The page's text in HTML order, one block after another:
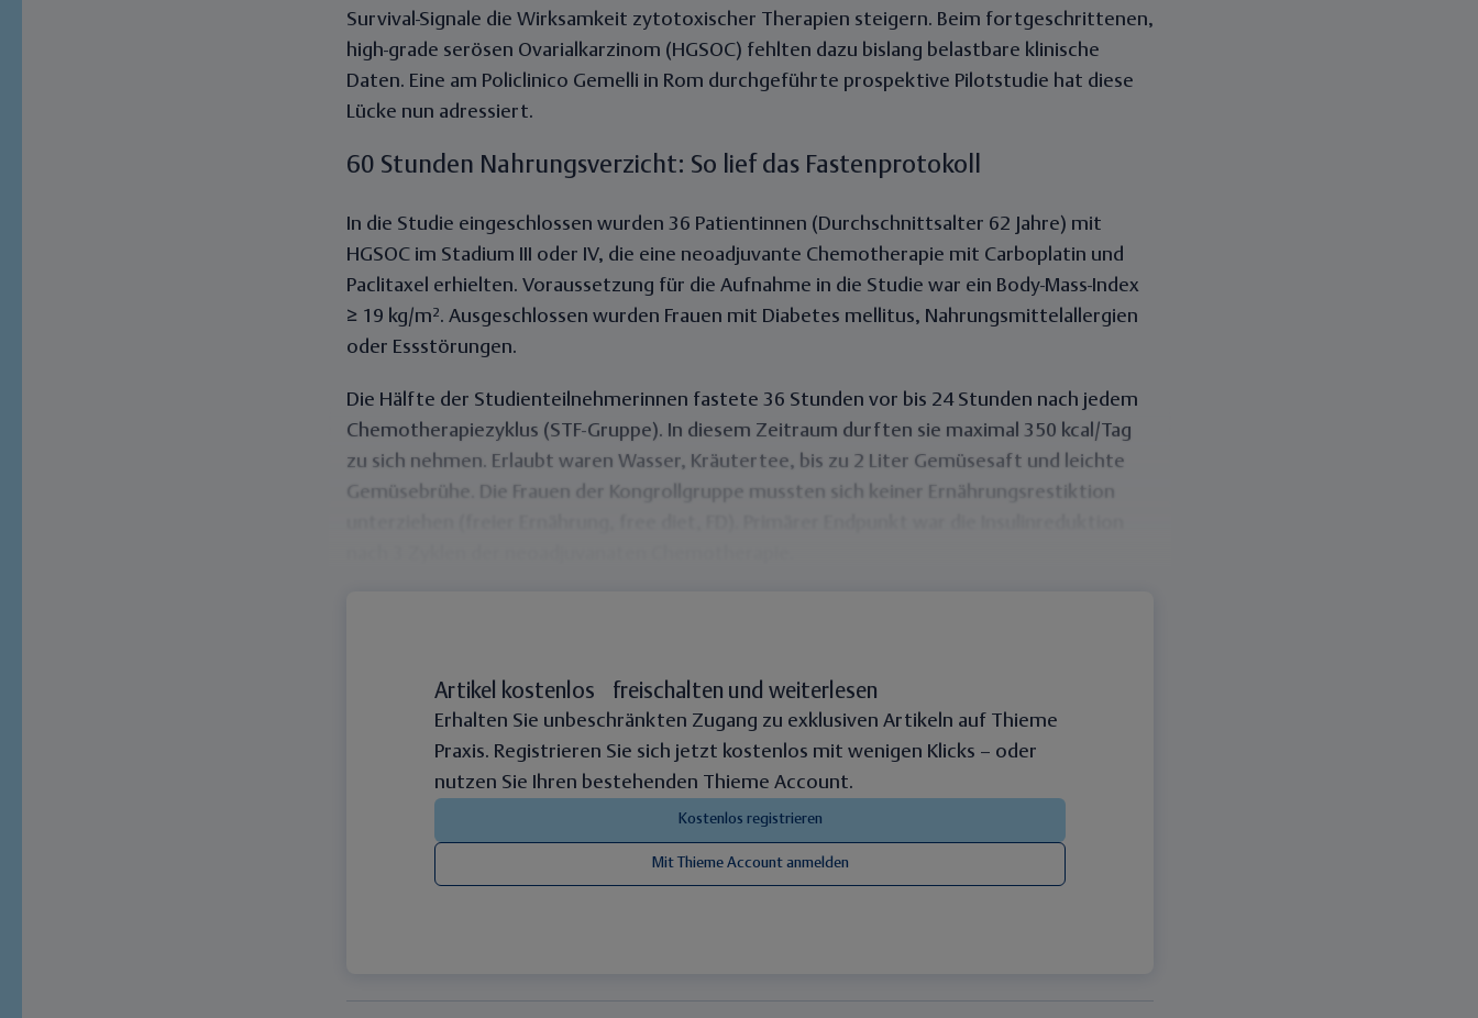
Survival-Signale die Wirksamkeit zytotoxischer Therapien steigern. Beim fortgeschrittenen,
high-grade serösen Ovarialkarzinom (HGSOC) fehlten dazu bislang belastbare klinische
Daten. Eine am Policlinico Gemelli in Rom durchgeführte prospektive Pilotstudie hat diese
Lücke nun adressiert.
60 Stunden Nahrungsverzicht: So lief das Fastenprotokoll
In die Studie eingeschlossen wurden 36 Patientinnen (Durchschnittsalter 62 Jahre) mit
HGSOC im Stadium III oder IV, die eine neoadjuvante Chemotherapie mit Carboplatin und
Paclitaxel erhielten. Voraussetzung für die Aufnahme in die Studie war ein Body-Mass-Index
≥ 19 kg/m². Ausgeschlossen wurden Frauen mit Diabetes mellitus, Nahrungsmittelallergien
oder Essstörungen.
Die Hälfte der Studienteilnehmerinnen fastete 36 Stunden vor bis 24 Stunden nach jedem
Chemotherapiezyklus (STF-Gruppe). In diesem Zeitraum durften sie maximal 350 kcal/Tag
zu sich nehmen. Erlaubt waren Wasser, Kräutertee, bis zu 2 Liter Gemüsesaft und leichte
Gemüsebrühe. Die Frauen der
Kongrollgruppe mussten sich keiner Ernährungsrestiktion
Artikel kostenlos freischalten und weiterlesen
Erhalten Sie unbeschränkten Zugang zu exklusiven Artikeln auf Thieme
Praxis. Registrieren Sie sich jetzt kostenlos mit wenigen Klicks – oder
nutzen Sie Ihren bestehenden Thieme Account.